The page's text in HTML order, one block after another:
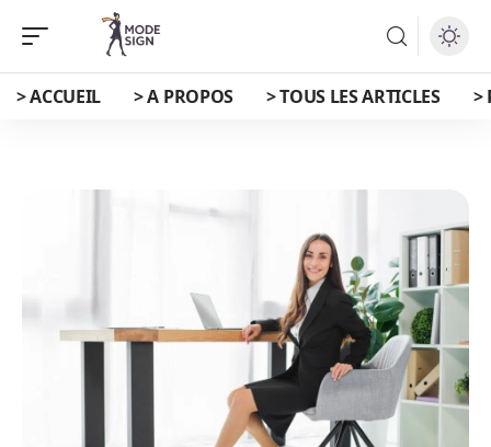
> ACCUEIL > A PROPOS > TOUS LES ARTICLES >